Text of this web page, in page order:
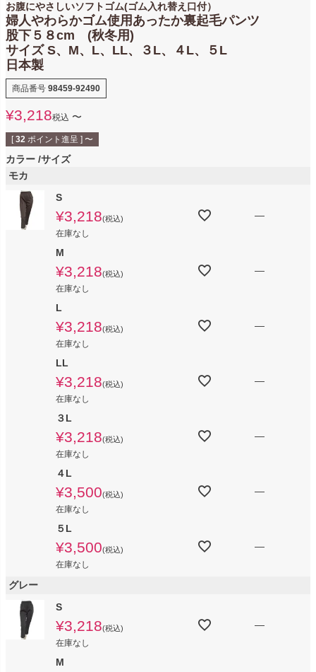
お腹にやさしいソフトゴム(ゴム入れ替え口付）
婦人やわらかゴム使用あったか裏起毛パンツ
股下５８cm (秋冬用)
サイズ S、M、L、LL、３L、４L、５L
日本製
商品番号 98459-92490
¥3,218税込 〜
[ 32 ポイント進呈 ] 〜
カラー サイズ
モカ
S
¥3,218 税込
在庫なし
—
M
¥3,218 税込
在庫なし
—
L
¥3,218 税込
在庫なし
—
LL
¥3,218 税込
在庫なし
—
３L
¥3,218 税込
在庫なし
—
４L
¥3,500 税込
在庫なし
—
５L
¥3,500 税込
在庫なし
—
グレー
S
¥3,218 税込
在庫なし
—
M